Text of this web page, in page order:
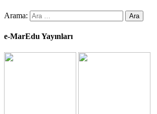
Arama:
e-MarEdu Yayınları